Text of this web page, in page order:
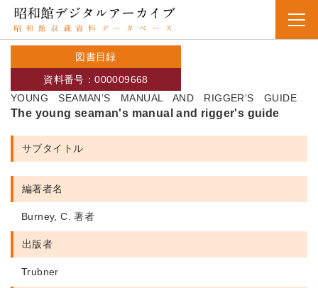
図書目録
YOUNG SEAMAN’S MANUAL AND RIGGER’S GUIDE
資料番号：000009668
The young seaman's manual and rigger's guide
サブタイトル
編著者名
Burney, C. 著者
出版者
Trubner